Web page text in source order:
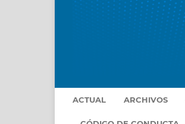
ACTUAL ARCHIVOS